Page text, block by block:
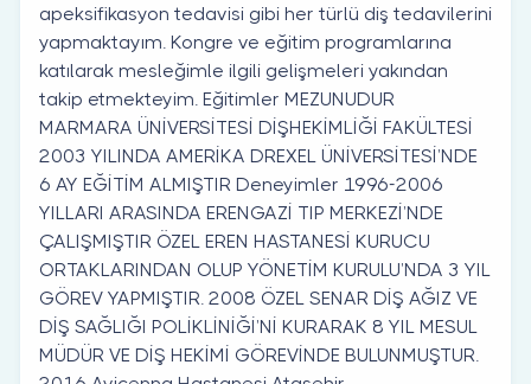
apeksifikasyon tedavisi gibi her türlü diş tedavilerini
yapmaktayım. Kongre ve eğitim programlarına
katılarak mesleğimle ilgili gelişmeleri yakından
takip etmekteyim. Eğitimler MEZUNUDUR
MARMARA ÜNİVERSİTESİ DİŞHEKİMLİĞİ FAKÜLTESİ
2003 YILINDA AMERİKA DREXEL ÜNİVERSİTESİ’NDE
6 AY EĞİTİM ALMIŞTIR Deneyimler 1996-2006
YILLARI ARASINDA ERENGAZİ TIP MERKEZİ’NDE
ÇALIŞMIŞTIR ÖZEL EREN HASTANESİ KURUCU
ORTAKLARINDAN OLUP YÖNETİM KURULU’NDA 3 YIL
GÖREV YAPMIŞTIR. 2008 ÖZEL SENAR DİŞ AĞIZ VE
DİŞ SAĞLIĞI POLİKLİNİĞİ’Nİ KURARAK 8 YIL MESUL
MÜDÜR VE DİŞ HEKİMİ GÖREVİNDE BULUNMUŞTUR.